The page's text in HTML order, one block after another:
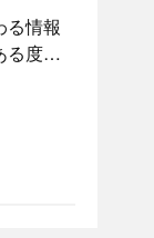
情報
る度に
先情
書類
ば後